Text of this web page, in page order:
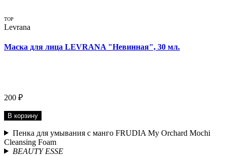
TOP
Levrana
Маска для лица LEVRANA "Невинная", 30 мл.
200 ₽
В корзину
Пенка для умывания с манго FRUDIA My Orchard Mochi
Cleansing Foam
BEAUTY ESSE